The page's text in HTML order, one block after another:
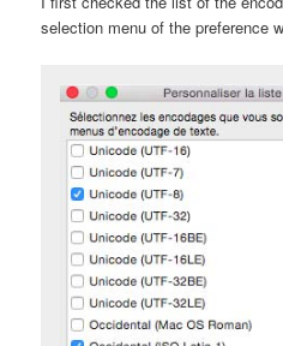
selection menu of the preference